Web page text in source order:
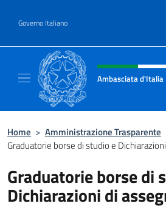
Governo Italiano
Intestazione sito,
Ambasciata d'Italia
Home > Amministrazione Trasparente
Graduatorie borse di studio e
Graduatorie borse di
Dichiarazioni di